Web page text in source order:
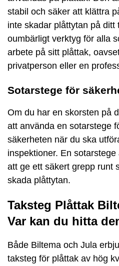
stabil och säker att klättra
inte skadar plåttytan på ditt
oumbärligt verktyg för alla
arbete på sitt plåttak,
privatperson eller en
Sotarstege för
Om du har en skorsten på
att använda en sotarstege
säkerheten när du ska
inspektioner. En
att ge ett säkert grepp runt
skada plåttytan.
Taksteg Plåttak
Var kan du hitta
Både Biltema och Jula
taksteg för plåttak av hög